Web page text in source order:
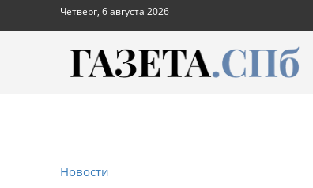
Четверг, 6 августа 2026
Новости